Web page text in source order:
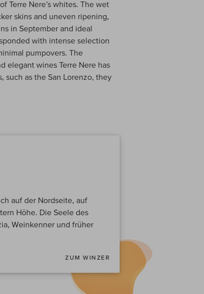
Terre Nere’s whites. The wet
skins and uneven ripening,
in September and ideal
with intense selection
pumpovers. The
elegant wines Terre Nere has
such as the San Lorenzo, they
auf der Nordseite, auf
Höhe. Die Seele des
Weinkenner und früher
ZUM WINZER